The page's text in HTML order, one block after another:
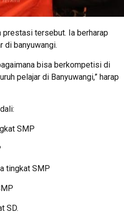
prestasi tersebut. Ia berharap
di banyuwangi.
bisa berkompetisi di
pelajar di Banyuwangi,” harap
SMP
tingkat SMP
SD.